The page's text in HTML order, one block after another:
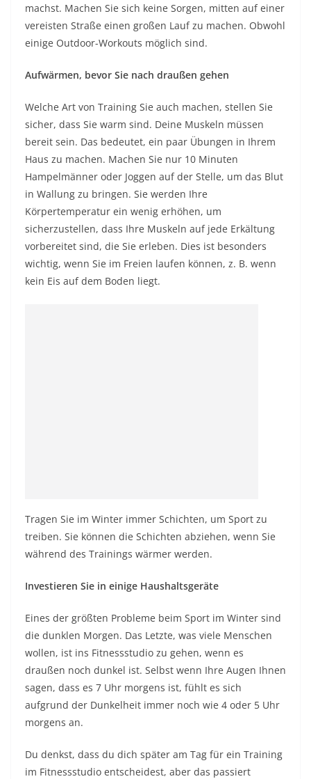
machst. Machen Sie sich keine Sorgen, mitten auf einer
vereisten Straße einen großen Lauf zu machen. Obwohl
einige Outdoor-Workouts möglich sind.
Aufwärmen, bevor Sie nach draußen gehen
Welche Art von Training Sie auch machen, stellen Sie
sicher, dass Sie warm sind. Deine Muskeln müssen
bereit sein. Das bedeutet, ein paar Übungen in Ihrem
Haus zu machen. Machen Sie nur 10 Minuten
Hampelmänner oder Joggen auf der Stelle, um das Blut
in Wallung zu bringen. Sie werden Ihre
Körpertemperatur ein wenig erhöhen, um
sicherzustellen, dass Ihre Muskeln auf jede Erkältung
vorbereitet sind, die Sie erleben. Dies ist besonders
wichtig, wenn Sie im Freien laufen können, z. B. wenn
kein Eis auf dem Boden liegt.
Tragen Sie im Winter immer Schichten, um Sport zu
treiben. Sie können die Schichten abziehen, wenn Sie
während des Trainings wärmer werden.
Investieren Sie in einige Haushaltsgeräte
Eines der größten Probleme beim Sport im Winter sind
die dunklen Morgen. Das Letzte, was viele Menschen
wollen, ist ins Fitnessstudio zu gehen, wenn es
draußen noch dunkel ist. Selbst wenn Ihre Augen Ihnen
sagen, dass es 7 Uhr morgens ist, fühlt es sich
aufgrund der Dunkelheit immer noch wie 4 oder 5 Uhr
morgens an.
Du denkst, dass du dich später am Tag für ein Training
im Fitnessstudio entscheidest, aber das passiert